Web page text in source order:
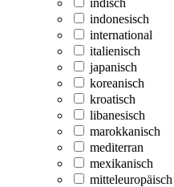
indonesisch
international
italienisch
japanisch
koreanisch
kroatisch
libanesisch
marokkanisch
mediterran
mexikanisch
mitteleuropäisch